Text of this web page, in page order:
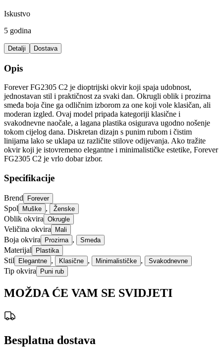
Iskustvo
5 godina
Detalji Dostava
Opis
Forever FG2305 C2 je dioptrijski okvir koji spaja udobnost,
jednostavan stil i praktičnost za svaki dan. Okrugli oblik i prozirna
smeđa boja čine ga odličnim izborom za one koji vole klasičan, ali
moderan izgled. Ovaj model pripada kategoriji klasične i
svakodnevne naočale, a lagana plastika osigurava ugodno nošenje
tokom cijelog dana. Diskretan dizajn s punim rubom i čistim
linijama lako se uklapa uz različite stilove odijevanja. Ako tražite
okvir koji je istovremeno elegantne i minimalističke estetike, Forever
FG2305 C2 je vrlo dobar izbor.
Specifikacije
Brend Forever
Spol Muške , Ženske
Oblik okvira Okrugle
Veličina okvira Mali
Boja okvira Prozirna , Smeđa
Materijal Plastika
Stil Elegantne , Klasične , Minimalističke , Svakodnevne
Tip okvira Puni rub
MOŽDA ĆE VAM SE SVIDJETI
Besplatna dostava